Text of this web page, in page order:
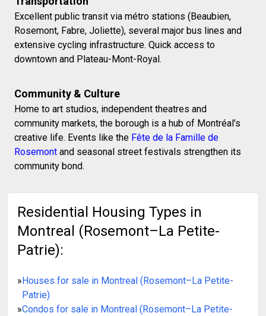
Excellent public transit via métro stations (Beaubien,
Rosemont, Fabre, Joliette), several major bus lines and
extensive cycling infrastructure. Quick access to
downtown and Plateau-Mont-Royal.
Community & Culture
Home to art studios, independent theatres and
community markets, the borough is a hub of Montréal’s
creative life. Events like the Fête de la Famille de
Rosemont and seasonal street festivals strengthen its
community bond.
Residential Housing Types in
Montreal (Rosemont–La Petite-
Patrie):
»Houses for sale in Montreal (Rosemont–La Petite-
Patrie)
»Condos for sale in Montreal (Rosemont–La Petite-